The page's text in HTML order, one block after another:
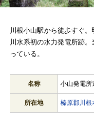
川根小山駅から徒歩すぐ
川水系初の水力発電所跡
っている。
名称 小山発電所
所在地 榛原郡川根